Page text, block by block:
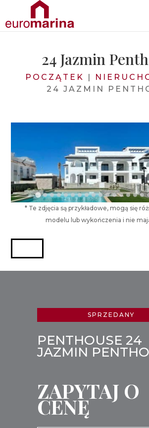
24 Jazmin
POCZĄTEK |
24 JAZMIN
* Te zdjęcia są przykładowe, mogą się
modelu lub wykończenia i nie
SPRZEDANY
PENTHOUSE 24
JAZMIN
ZAPYTAJ O
CENĘ